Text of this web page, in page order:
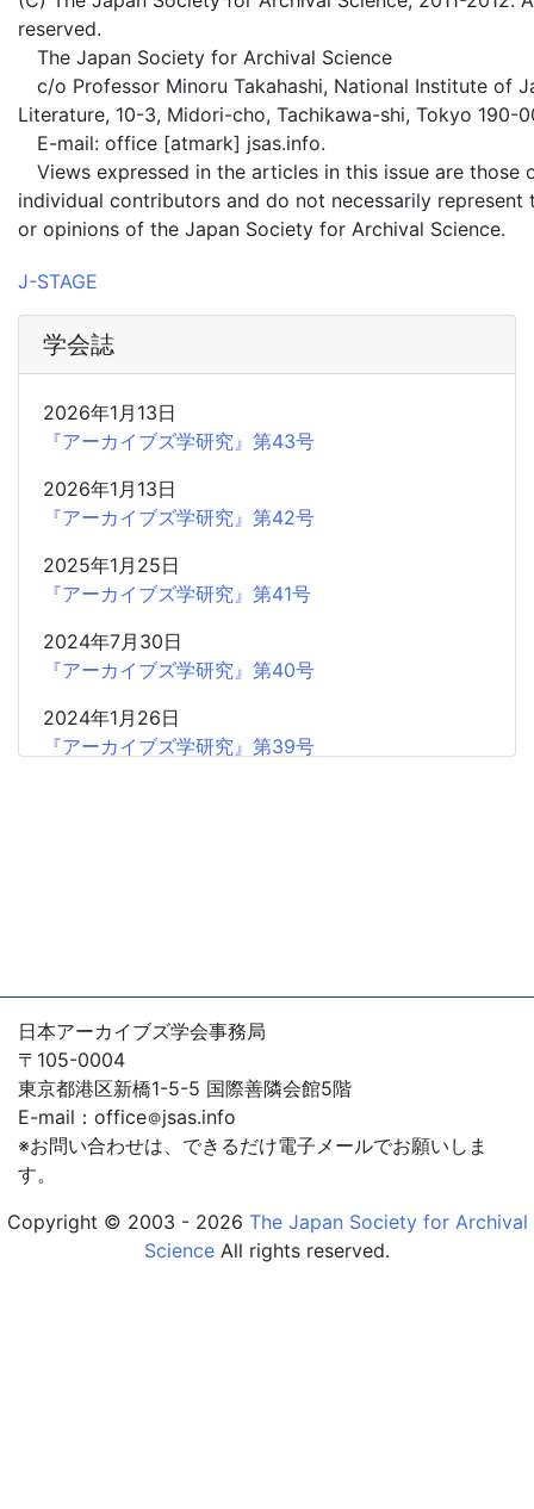
reserved.
The Japan Society for Archival Science
c/o Professor Minoru Takahashi, National Institute of
Literature, 10-3, Midori-cho, Tachikawa-shi, Tokyo 190-
E-mail: office [atmark] jsas.info.
Views expressed in the articles in this issue are those
individual contributors and do not necessarily represent
or opinions of the Japan Society for Archival Science.
J-STAGE
学会誌
2026年1月13日
『アーカイブズ学研究』第43号
2026年1月13日
『アーカイブズ学研究』第42号
2025年1月25日
『アーカイブズ学研究』第41号
2024年7月30日
『アーカイブズ学研究』第40号
2024年1月26日
『アーカイブズ学研究』第39号
2022年1月15日
『アーカイブズ学研究』第35号
2021年7月8日
『アーカイブズ学研究』第34号
2021年4月2日
日本アーカイブズ学会事務局
〒105-0004
東京都港区新橋1-5-5 国際善隣会館5階
E-mail：office
jsas.info
※お問い合わせは、できるだけ電子メールでお願いしま
す。
Copyright © 2003 - 2026 The Japan Society for Archival
Science All rights reserved.